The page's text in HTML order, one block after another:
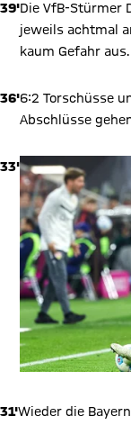
39'Die VfB-Stürmer
jeweils achtmal
kaum Gefahr aus.
36'6:2 Torschüsse
Abschlüsse
33'
31'Wieder die